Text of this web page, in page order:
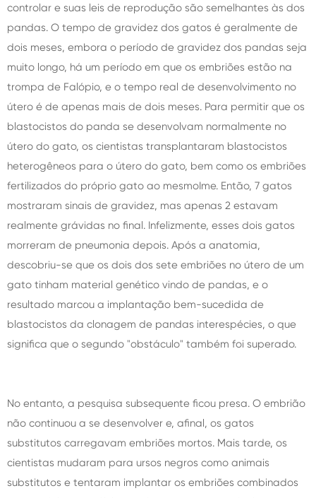
controlar e suas leis de reprodução são semelhantes às dos
pandas. O tempo de gravidez dos gatos é geralmente de
dois meses, embora o período de gravidez dos pandas seja
muito longo, há um período em que os embriões estão na
trompa de Falópio, e o tempo real de desenvolvimento no
útero é de apenas mais de dois meses. Para permitir que os
blastocistos do panda se desenvolvam normalmente no
útero do gato, os cientistas transplantaram blastocistos
heterogêneos para o útero do gato, bem como os embriões
fertilizados do próprio gato ao mesmoIme. Então, 7 gatos
mostraram sinais de gravidez, mas apenas 2 estavam
realmente grávidas no final. Infelizmente, esses dois gatos
morreram de pneumonia depois. Após a anatomia,
descobriu-se que os dois dos sete embriões no útero de um
gato tinham material genético vindo de pandas, e o
resultado marcou a implantação bem-sucedida de
blastocistos da clonagem de pandas interespécies, o que
significa que o segundo "obstáculo" também foi superado.
No entanto, a pesquisa subsequente ficou presa. O embrião
não continuou a se desenvolver e, afinal, os gatos
substitutos carregavam embriões mortos. Mais tarde, os
cientistas mudaram para ursos negros como animais
substitutos e tentaram implantar os embriões combinados